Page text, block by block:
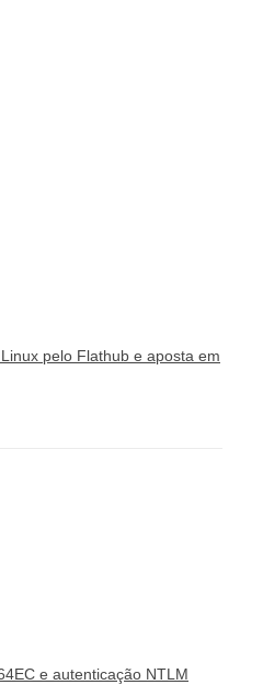
pelo Flathub e aposta em
e autenticação NTLM